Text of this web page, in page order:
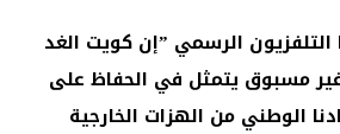
الرسمي ”إن كويت الغد
مسبوق يتمثل في الحفاظ على
الوطني من الهزات الخارجية